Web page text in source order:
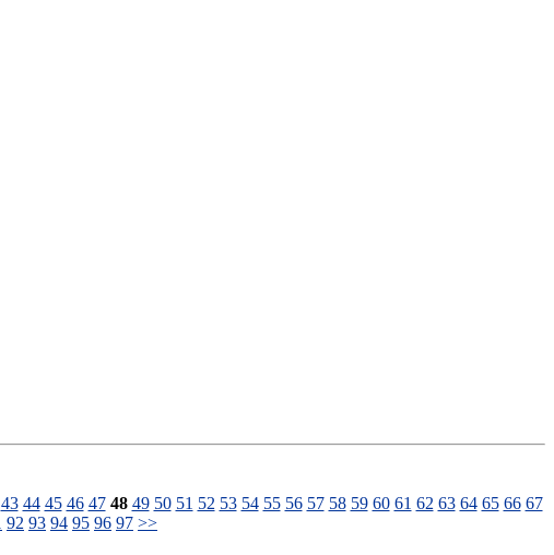
43 44 45 46 47 48 49 50 51 52 53 54 55 56 57 58 59 60 61 62 63 64 65 66 67
92 93 94 95 96 97 >>